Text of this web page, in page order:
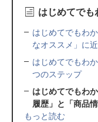
はじめてで
はじめてでもわ
なオススメ」に
はじめてでもわ
つのステップ
はじめてでもわ
履歴」と「商品
もっと読む